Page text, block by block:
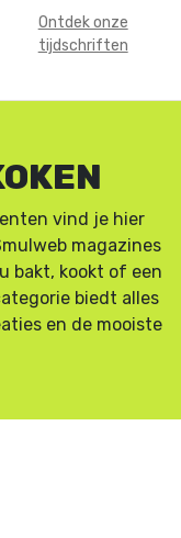
Ontdek onze
tijdschriften
vind je hier
magazines
bakt, kookt of een
biedt alles
en de mooiste